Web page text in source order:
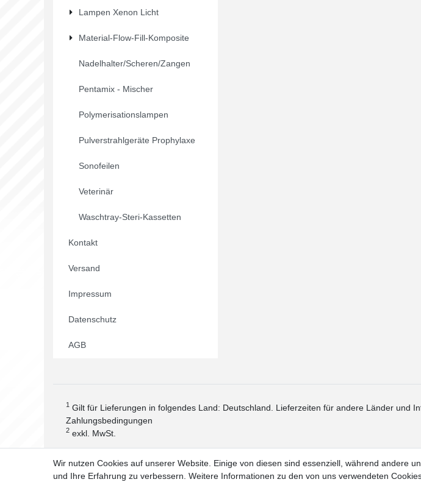
Lampen Xenon Licht
Material-Flow-Fill-Komposite
Nadelhalter/Scheren/Zangen
Pentamix - Mischer
Polymerisationslampen
Pulverstrahlgeräte Prophylaxe
Sonofeilen
Veterinär
Waschtray-Steri-Kassetten
Kontakt
Versand
Impressum
Datenschutz
AGB
1 Gilt für Lieferungen in folgendes Land: Deutschland. Lieferzeiten für andere Länder und
Zahlungsbedingungen
2 exkl. MwSt.
Widerrufs­recht Widerrufs­formular
Wir nutzen Cookies auf unserer Website. Einige von diesen sind essenziell, während andere
und Ihre Erfahrung zu verbessern. Weitere Informationen zu den von uns verwendeten